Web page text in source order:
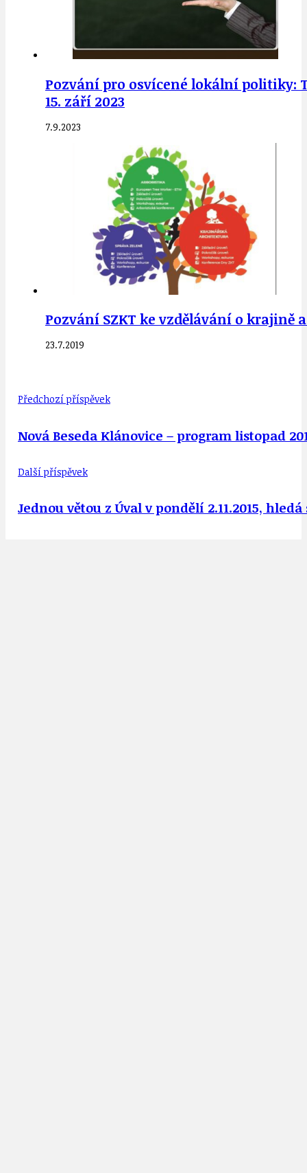
Pozvání pro osvícené lokální politiky:
15. září 2023
7.9.2023
Pozvání SZKT ke vzdělávání o krajině
23.7.2019
Předchozí příspěvek
Nová Beseda Klánovice – program listopad
Další příspěvek
Jednou větou z Úval v pondělí 2.11.2015,